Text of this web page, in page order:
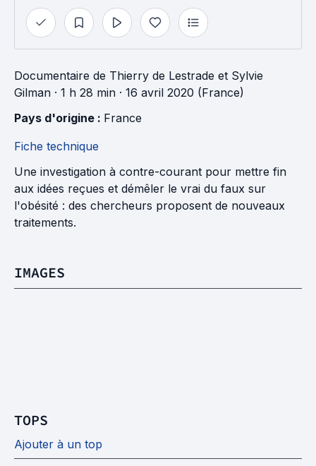
Documentaire de Thierry de Lestrade et Sylvie
Gilman · 1 h 28 min · 16 avril 2020 (France)
Pays d'origine : France
Fiche technique
Une investigation à contre-courant pour mettre fin
aux idées reçues et démêler le vrai du faux sur
l'obésité : des chercheurs proposent de nouveaux
traitements.
IMAGES
TOPS
Ajouter à un top